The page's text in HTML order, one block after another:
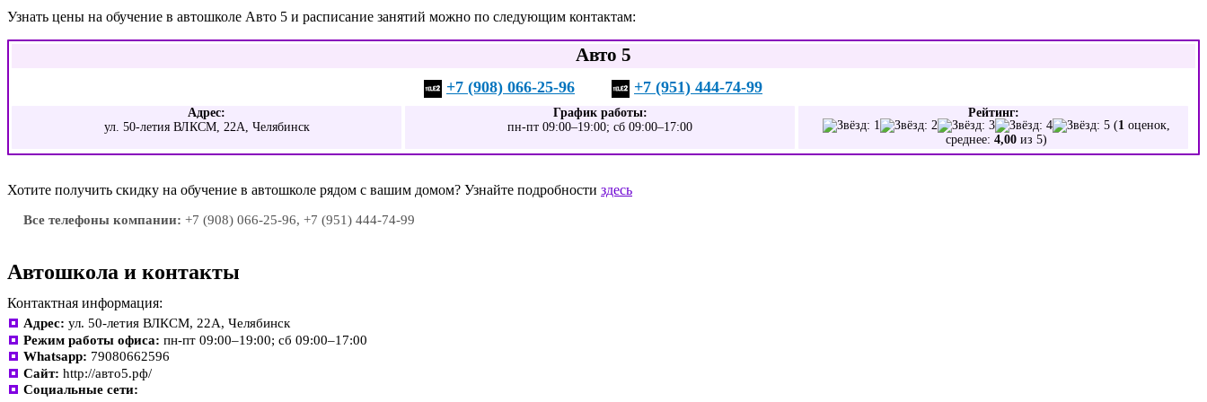
Узнать цены на обучение в автошколе Авто 5 и расписание занятий можно по следующим контактам:
Авто 5
+7 (908) 066-25-96 +7 (951) 444-74-99
Адрес:
ул. 50-летия ВЛКСМ, 22А, Челябинск
График работы:
пн-пт 09:00–19:00; сб 09:00–17:00
Рейтинг:
(1 оценок,
среднее: 4,00 из 5)
Хотите получить скидку на обучение в автошколе рядом с вашим домом? Узнайте подробности здесь
Все телефоны компании: +7 (908) 066-25-96, +7 (951) 444-74-99
Автошкола и контакты
Контактная информация:
Адрес: ул. 50-летия ВЛКСМ, 22А, Челябинск
Режим работы офиса: пн-пт 09:00–19:00; сб 09:00–17:00
Whatsapp: 79080662596
Сайт: http://авто5.рф/
Социальные сети: